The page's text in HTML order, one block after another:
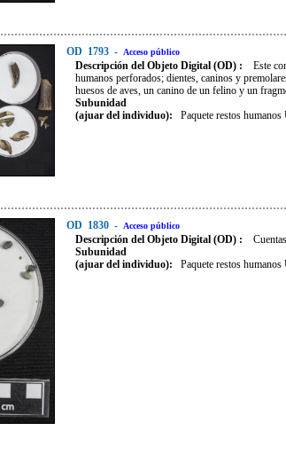
OD 1793 - Acceso público
Descripción del Objeto Digital (OD) :
Este
humanos perforados; dientes, caninos y
huesos de aves, un canino de un felino y un
Subunidad
(ajuar del individuo):
Paquete restos
OD 1830 - Acceso público
Descripción del Objeto Digital (OD) :
Subunidad
(ajuar del individuo):
Paquete restos